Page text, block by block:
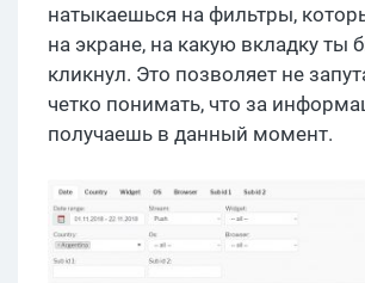
натыкаешься на фильтры,
на экране, на какую вкладку ты
кликнул. Это позволяет не
четко понимать, что за
получаешь в данный момент.